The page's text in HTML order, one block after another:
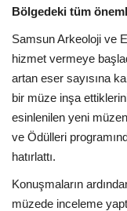
Bölgedeki tüm
Samsun Arkeoloji ve
hizmet vermeye
artan eser sayısına
bir müze inşa
esinlenilen yeni
ve Ödülleri
hatırlattı.
Konuşmaların
müzede inceleme